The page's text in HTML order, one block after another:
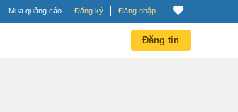
Mua quảng cáo Đăng ký Đăng nhập
Đăng tin